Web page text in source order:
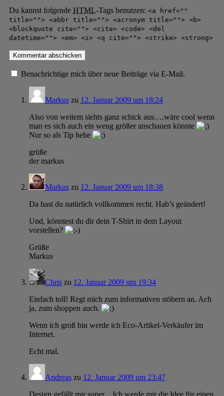
Du kannst folgende HTML-Tags benutzen: <a href=""
title=""> <abbr title=""> <acronym title=""> <b>
<blockquote cite=""> <cite> <code> <del
datetime=""> <em> <i> <q cite=""> <strike> <strong>
Benachrichtige mich über neue Beiträge via E-Mail.
Markuszu 12. Januar 2009 um 18:24
Also von weitem siehts ganz schick aus….wäre cool wenn
man es sich auch ein weng größer anschauen könnte
Nur so als Tip hehe
grüße
der markus
Markuszu 12. Januar 2009 um 18:38
Da hast du natürlich vollkommen recht. Hab’s geändert!
Und, könntest du dir dein T-Shirt in dem Layout
vorstellen?
Grüße
Markus
Chriszu 12. Januar 2009 um 19:34
Einfach toll! Regt mich zum informativen stöbern an. Ach
ja, zum shoppen auch.
Wenn ich groß bin werde ich Eco-Artikel-Verkäufer im
Internet.
Echt mal.
Andreaszu 12. Januar 2009 um 23:47